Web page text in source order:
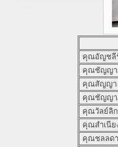
คุณอัญชลี
คุณชัญญา
คุณสัญญา
คุณชัญญา
คุณวัลย์ลิก
คุณสำเนีย
คุณชลลด